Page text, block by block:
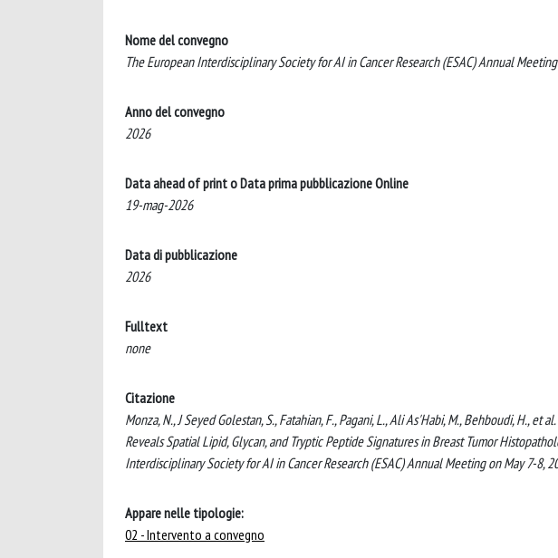
Nome del convegno
The European Interdisciplinary Society for AI in Cancer Research (ESAC) Annual
Anno del convegno
2026
Data ahead of print o Data prima pubblicazione Online
19-mag-2026
Data di pubblicazione
2026
Fulltext
none
Citazione
Monza, N., J Seyed Golestan, S., Fatahian, F., Pagani, L., Ali As'Habi, M., Behboudi, H.,
Reveals Spatial Lipid, Glycan, and Tryptic Peptide Signatures in Breast Tumor
Interdisciplinary Society for AI in Cancer Research (ESAC) Annual Meeting on May 7-8,
Appare nelle tipologie:
02 - Intervento a convegno